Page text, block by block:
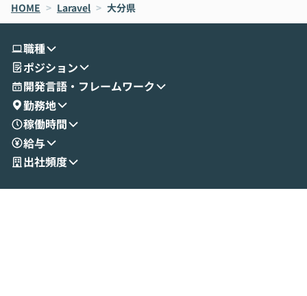
oworkの基本的な機能をご紹介いただきま
す。 続く公開デモでは、実際にCoworkを
せいただきます。数分でワークフローが完
成する手軽さや、Gmail等の外部サービス
とセキュアに連携できるポイントなど、実
演を通じて具体的なイメージをお届けしま
す。 後半のディスカッションでは、セキュ
リティの考え方や社内導入の進め方など、
現場目線でさらに深掘りしていきます。
「自分の業務をAIで自動化してみたいけ
いう方にこそ参加いただきたいイベントで
ント構築の最前
HOME > Laravel > 大分県
職種
ポジション
開発言語・フレームワーク
勤務地
稼働時間
給与
出社頻度